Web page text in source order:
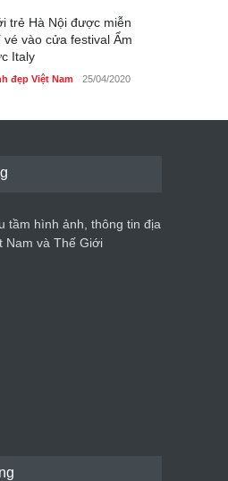
trẻ Hà Nội được miễn
vé vào cửa festival Ẩm
Italy
đẹp Việt Nam 25/04/2020
giác mạch khoe sắc
lịch quốc gia
đẹp Việt Nam 24/04/2020
tầm hình ảnh, thông tin địa
Nam và Thế Giới